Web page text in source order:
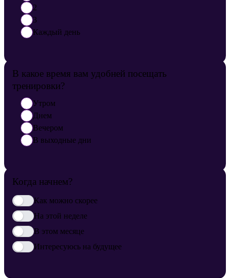
2
3
Каждый день
В какое время вам удобней посещать
тренировки?
Утром
Днем
Вечером
В выходные дни
Когда начнем?
Как можно скорее
На этой неделе
В этом месяце
Интересуюсь на будущее